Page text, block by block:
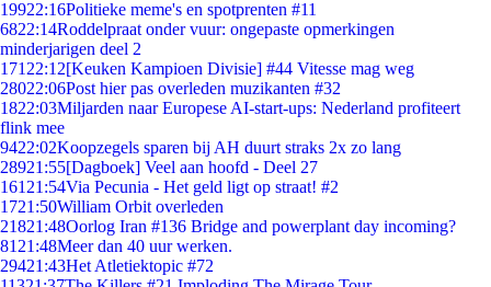
19922:16Politieke meme's en spotprenten #11
6822:14Roddelpraat onder vuur: ongepaste opmerkingen
minderjarigen deel 2
171 22:12[Keuken Kampioen Divisie] #44 Vitesse mag weg
28022:06Post hier pas overleden muzikanten #32
1822:03Miljarden naar Europese AI-start-ups: Nederland profiteert
flink mee
9422:02Koopzegels sparen bij AH duurt straks 2x zo lang
28921:55[Dagboek] Veel aan hoofd - Deel 27
161 21:54Via Pecunia - Het geld ligt op straat! #2
1721:50William Orbit overleden
21821:48Oorlog Iran #136 Bridge and powerplant day incoming?
81 21:48Meer dan 40 uur werken.
29421:43Het Atletiektopic #72